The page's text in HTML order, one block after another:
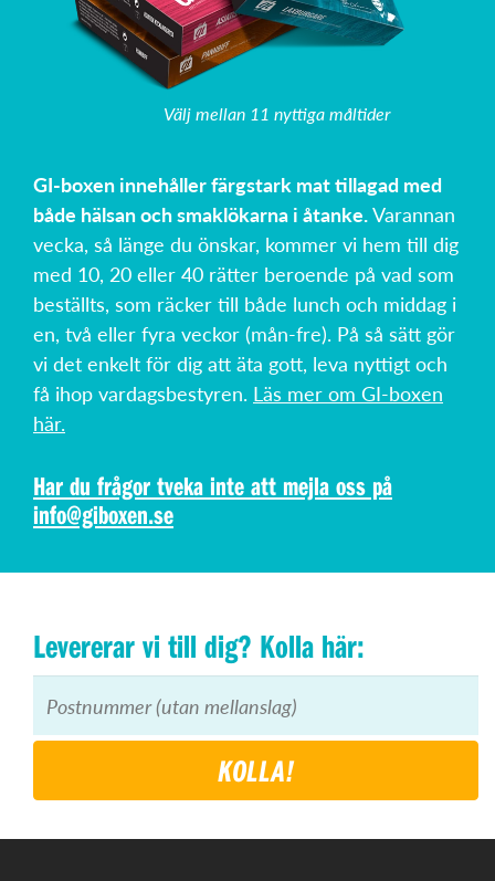
Välj mellan 11 nyttiga måltider
GI-boxen innehåller färgstark mat tillagad med
både hälsan och smaklökarna i åtanke.Varannan
vecka, så länge du önskar, kommer vi hem till dig
med 10, 20 eller 40 rätter beroende på vad som
beställts, som räcker till både lunch och middag i
en, två eller fyra veckor (mån-fre). På så sätt gör
vi det enkelt för dig att äta gott, leva nyttigt och
få ihop vardagsbestyren. Läs mer om GI-boxen
här.
Har du frågor tveka inte att mejla oss på
info@giboxen.se
Levererar vi till dig? Kolla här:
KOLLA!